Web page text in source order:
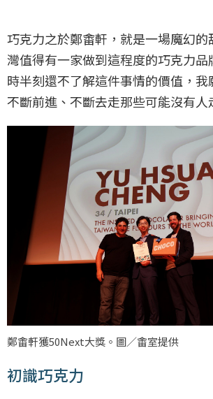
巧克力之於鄭畬軒，就是一場魔幻的
灣值得有一家做到這程度的巧克力
時半刻還不了解這件事情的價值，我
不斷前進、不斷去走那些可能沒有人
鄭畬軒獲50Next大獎。圖／畬室提供
初識巧克力